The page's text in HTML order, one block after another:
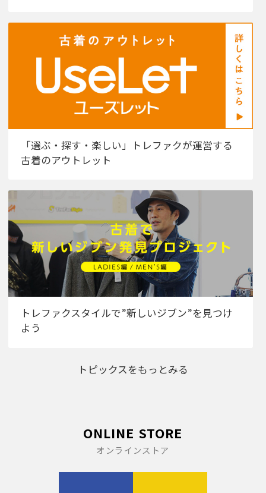
「選ぶ・探す・楽しい」トレファクが運営する
古着のアウトレット
トレファクスタイルで”新しいジブン”を見つけ
よう
トピックスをもっとみる
ONLINE STORE
オンラインストア